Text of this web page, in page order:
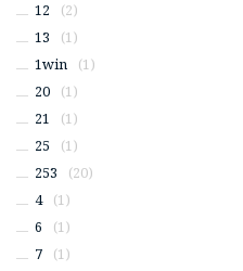
12
(2)
13
(1)
1win
(1)
20
(1)
21
(1)
25
(1)
253
(20)
4
(1)
6
(1)
7
(1)